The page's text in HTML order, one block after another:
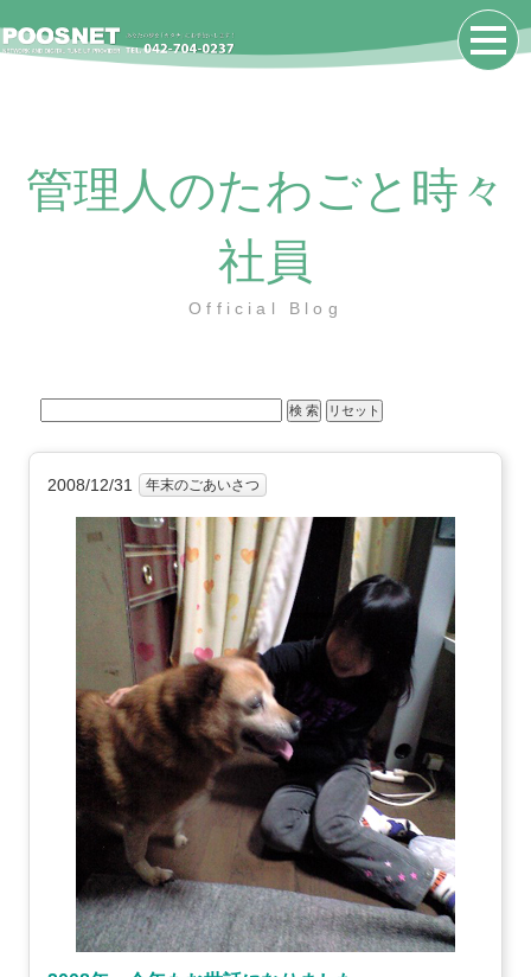
管理人のたわごと時々
社員
Official Blog
2008/12/31 年末のごあいさつ